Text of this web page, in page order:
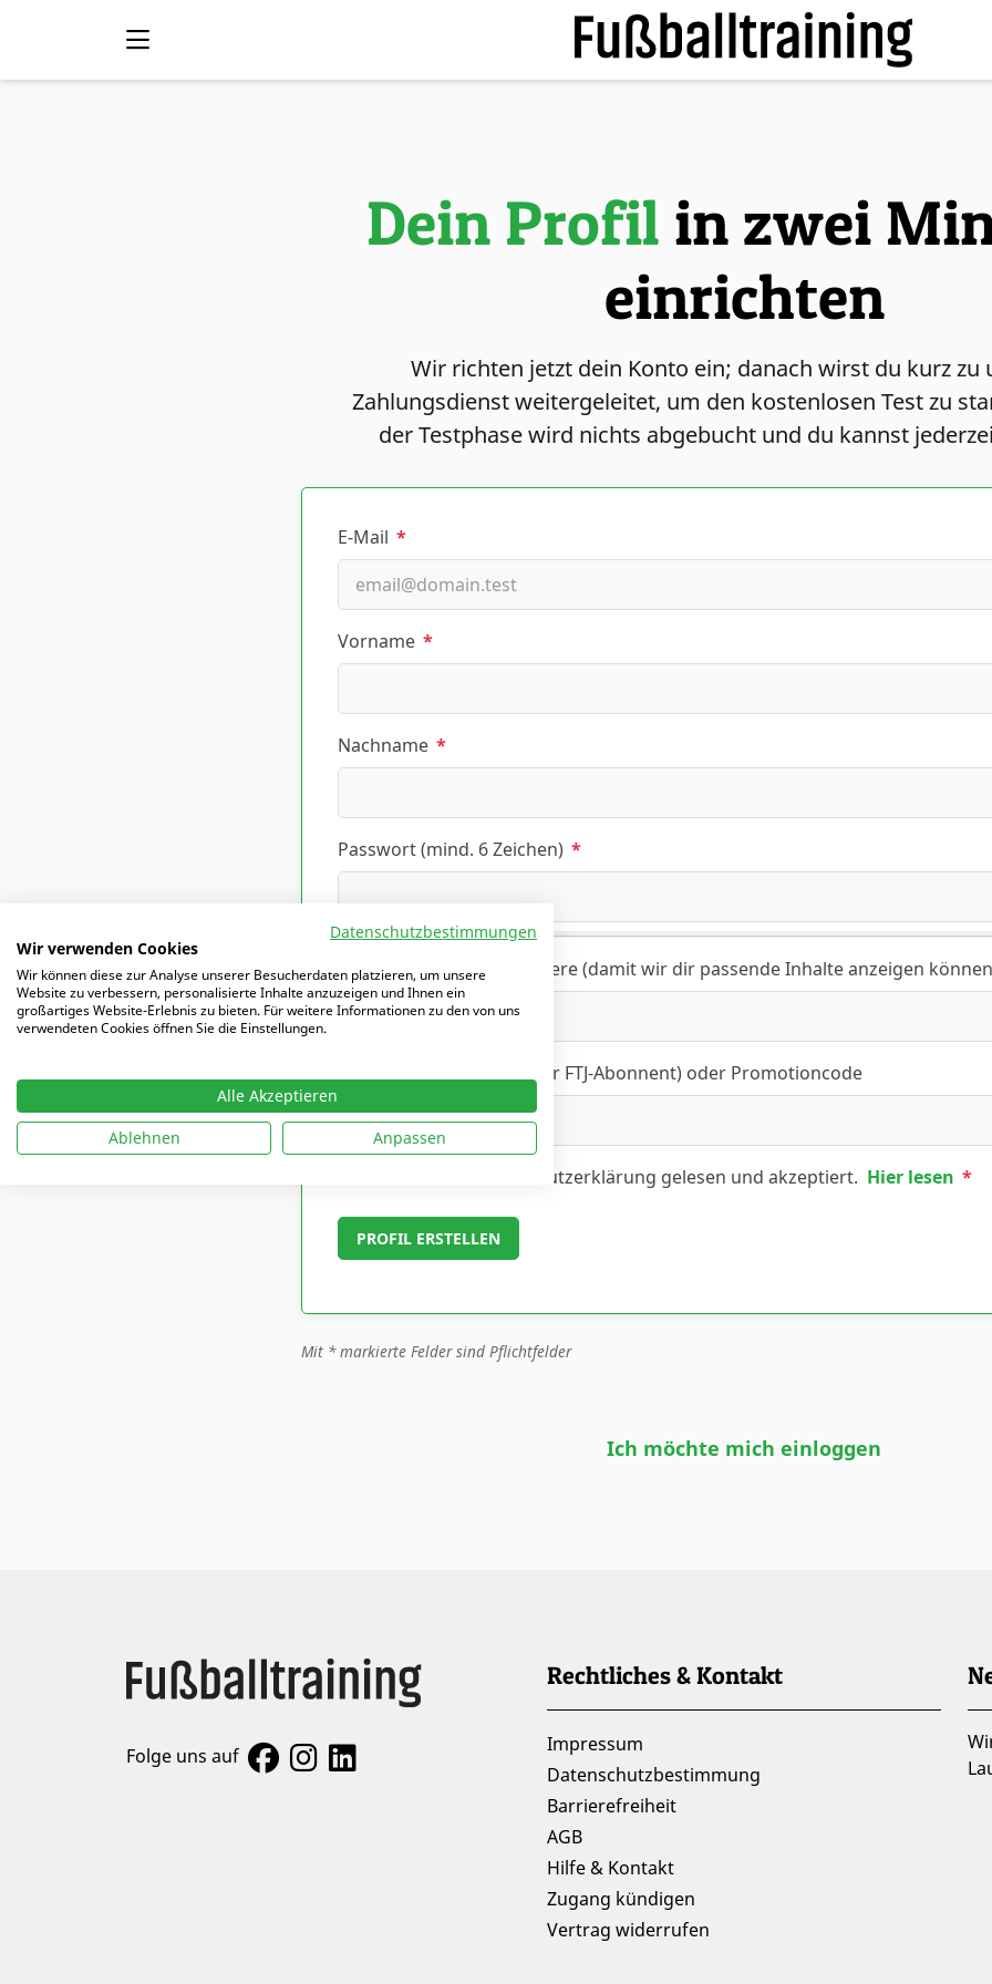
Dein Profil in zwei
einrichten
Wir richten jetzt dein Konto ein; danach wirst du kurz zu
Zahlungsdienst weitergeleitet, um den kostenlosen Test zu
der Testphase wird nichts abgebucht und du kannst
E-Mail *
Vorname *
Nachname *
Passwort (mind. 6 Zeichen) *
Altersklasse, die ich trainiere (damit wir dir passende Inhalte anzeigen
Abonummer (falls FT- oder FTJ-Abonnent) oder Promotioncode
Ich habe die Datenschutzerklärung gelesen und akzeptiert. Hier lesen *
Mit *markierte Felder sind Pflichtfelder
Ich möchte mich einloggen
Folge uns auf
Rechtliches & Kontakt
Impressum
Datenschutzbestimmung
Barrierefreiheit
AGB
Hilfe & Kontakt
Zugang kündigen
Vertrag widerrufen
Datenschutzbestimmungen
Wir verwenden Cookies
Wir können diese zur Analyse unserer Besucherdaten platzieren, um unsere
Website zu verbessern, personalisierte Inhalte anzuzeigen und Ihnen ein
großartiges Website-Erlebnis zu bieten. Für weitere Informationen zu den von uns
verwendeten Cookies öffnen Sie die Einstellungen.
Alle Akzeptieren
Ablehnen
Anpassen